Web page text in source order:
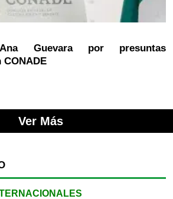
Guevara por presuntas
Ver Más